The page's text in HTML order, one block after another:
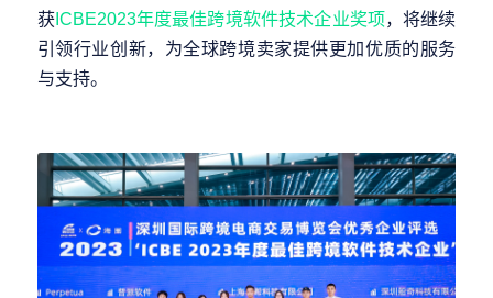
获ICBE2023年度最佳跨境软件技术企业奖项，将继续
引领行业创新，为全球跨境卖家提供更加优质的服务
与支持。